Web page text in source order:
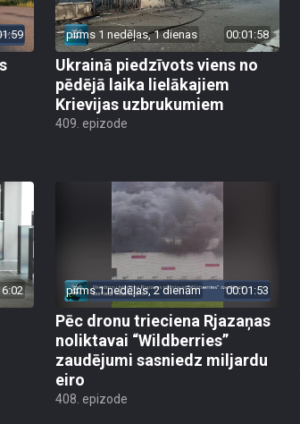
pirms 1 nedēļas, 1 dienas 00:01:58
Ukrainā piedzīvots viens no
pēdējā laika lielākajiem
Krievijas uzbrukumiem
409. epizode
pirms 1 nedēļas, 2 dienām 00:01:53
Pēc dronu trieciena Rjazaņas
noliktavai “Wildberries”
zaudējumi sasniedz miljardu
eiro
408. epizode